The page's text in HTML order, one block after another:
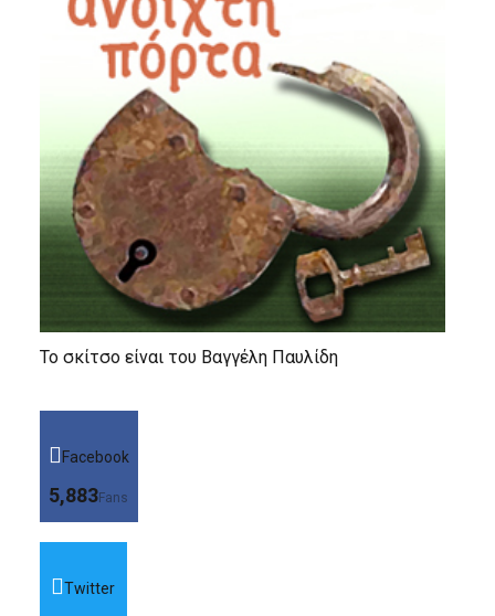
Το σκίτσο είναι του Βαγγέλη Παυλίδη
Facebook
5,883Fans
Twitter